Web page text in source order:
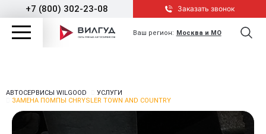
+7 (800) 302-23-08 Заказать звонок
Ваш регион: Москва и МО
АВТОСЕРВИСЫ WILGOOD
УСЛУГИ
ЗАМЕНА ПОМПЫ CHRYSLER TOWN AND COUNTRY